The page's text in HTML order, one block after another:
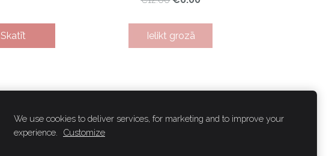
Skatīt Ielikt grozā
We use cookies to deliver services, for marketing and to improve your
experience.
Customize